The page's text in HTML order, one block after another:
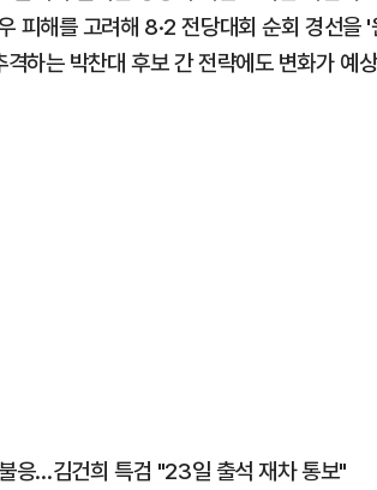
피해를 고려해 8·2 전당대회 순회 경선
하는 박찬대 후보 간 전략에도 변화가 예
응…김건희 특검 "23일 출석 재차 통보"